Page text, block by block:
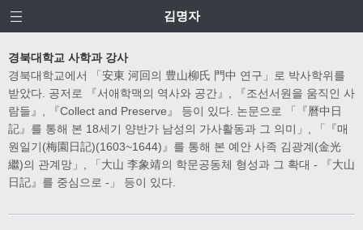
김명자
경북대학교 사학과 강사
경북대학교에서 「安東 河回의 豊山柳氏 門中 연구」로 박사학위를
받았다. 공저로 『서애학맥의 역사와 공간』, 『조선서원을 움직인 사
람들』, 『Collect and Preserve』 등이 있다. 논문으로 「『曆中日
記』를 통해 본 18세기 양반가 남성의 가사활동과 그 의미」, 「『매
원일기(梅園日記)(1603~1644)』를 통해 본 예안 사족 김광계(金光
繼)의 관계망」, 「大山 李象靖의 학문공동체 형성과 그 확대 ‐ 『大山
日記』를 중심으로 ‐」 등이 있다.